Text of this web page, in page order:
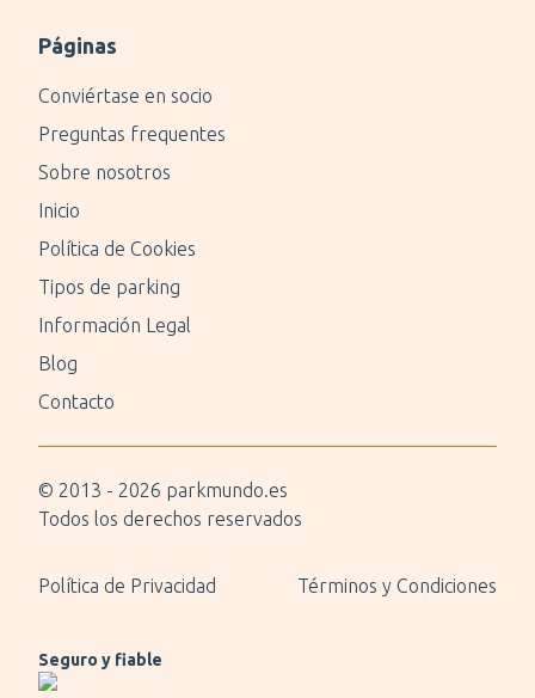
Páginas
Conviértase en socio
Preguntas frequentes
Sobre nosotros
Inicio
Política de Cookies
Tipos de parking
Información Legal
Blog
Contacto
© 2013 - 2026 parkmundo.es
Todos los derechos reservados
Política de Privacidad Términos y Condiciones
Seguro y fiable